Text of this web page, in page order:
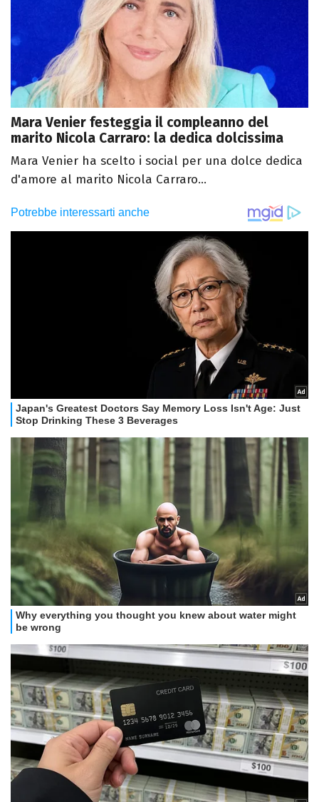
Mara Venier festeggia il compleanno del
marito Nicola Carraro: la dedica dolcissima
Mara Venier ha scelto i social per una dolce dedica
d'amore al marito Nicola Carraro...